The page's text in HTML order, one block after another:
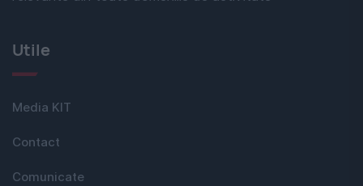
Utile
Media KIT
Contact
Comunicate